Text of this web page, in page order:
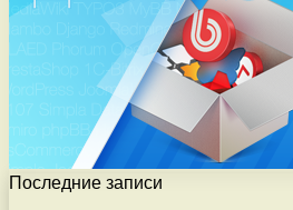
Последние записи